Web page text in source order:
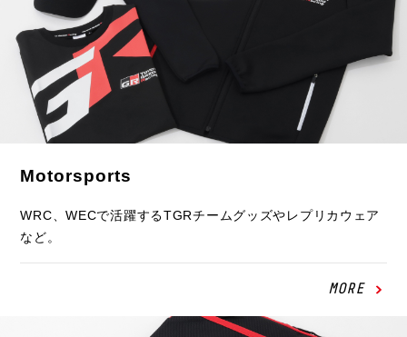
Motorsports
WRC、WECで活躍するTGRチームグッズやレプリカウェア
など。
MORE